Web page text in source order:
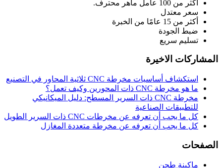
أكثر من 100 عامل ماهر محترف.
سعر معتدل
أكثر من 15 عامًا من الخبرة
ضبط الجودة
تسليم سريع
الاخيرة
استكشاف أساسيات مخرطة CNC ثلاثية المحاور في التصنيع
ما هو مخرطة CNC ذات المحورين وكيف تعمل؟
مخرطة CNC ذات السرير المسطح: دليل الميكانيكي
للتطبيقات الصناعية
كل ما يجب أن تعرفه عن مخرطات CNC ذات السرير الطويل
كل ما يجب أن تعرفه عن مخرطة متعددة المغازل
ماكينة طحن